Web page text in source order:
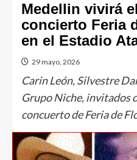
Medellin vivirá
concierto Feria
en el Estadio
29 mayo, 2026
Carin León, Silvestre
Grupo Niche, invitados
concuerto de Feria de